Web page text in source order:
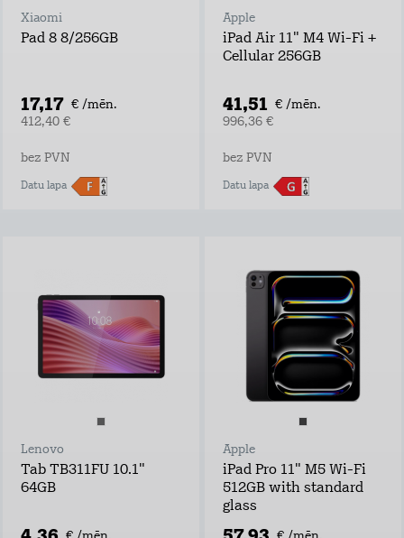
Xiaomi
Pad 8 8/256GB
17,17 € /mēn.
412,40 €
bez PVN
Datu lapa
Apple
iPad Air 11" M4 Wi-Fi +
Cellular 256GB
41,51 € /mēn.
996,36 €
bez PVN
Datu lapa
Lenovo
Tab TB311FU 10.1"
64GB
Apple
iPad Pro 11" M5 Wi-Fi
512GB with standard
glass